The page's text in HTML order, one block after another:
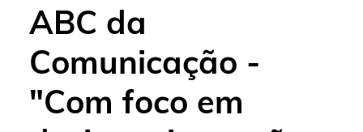
ABC da
Comunicação -
"Com foco em